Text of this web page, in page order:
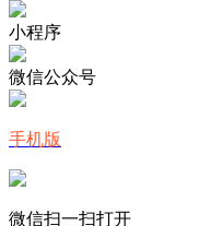
小程序
微信公众号
手机版
微信扫一扫打开